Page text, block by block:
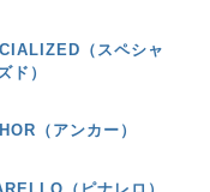
（スペシャ
ド）
（アンカー）